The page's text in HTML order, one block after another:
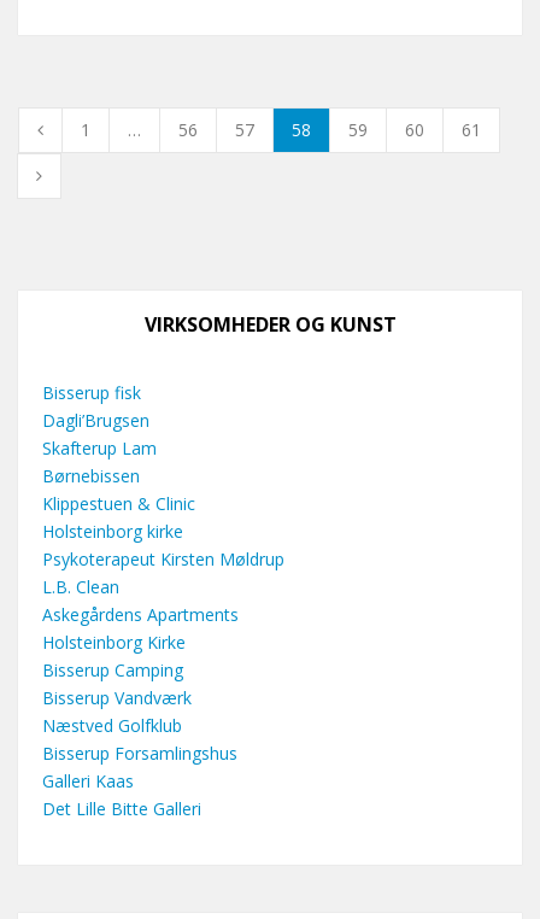
1 … 56 57 58 59 60 61
VIRKSOMHEDER OG KUNST
Bisserup fisk
Dagli’Brugsen
Skafterup Lam
Børnebissen
Klippestuen & Clinic
Holsteinborg kirke
Psykoterapeut Kirsten Møldrup
L.B. Clean
Askegårdens Apartments
Holsteinborg Kirke
Bisserup Camping
Bisserup Vandværk
Næstved Golfklub
Bisserup Forsamlingshus
Galleri Kaas
Det Lille Bitte Galleri